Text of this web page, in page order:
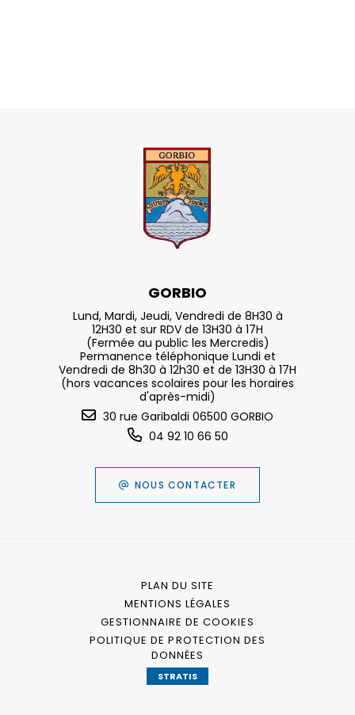
GORBIO
Lund, Mardi, Jeudi, Vendredi de 8H30 à
12H30 et sur RDV de 13H30 à 17H
(Fermée au public les Mercredis)
Permanence téléphonique Lundi et
Vendredi de 8h30 à 12h30 et de 13H30 à 17H
(hors vacances scolaires pour les horaires
d'après-midi)
30 rue Garibaldi 06500 GORBIO
04 92 10 66 50
NOUS CONTACTER
PLAN DU SITE
MENTIONS LÉGALES
GESTIONNAIRE DE COOKIES
POLITIQUE DE PROTECTION DES
DONNÉES
STRATIS